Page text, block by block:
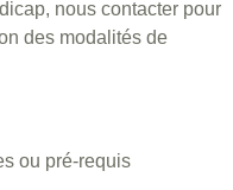
nous contacter pour
des modalités de
ou pré-requis